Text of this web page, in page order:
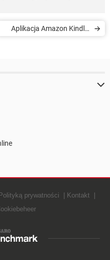
Aplikacja Amazon Kindle:
Polityką prywatności
Kontakt